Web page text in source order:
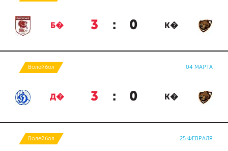
Б� 3 : 0 К�
Волейбол 04 МАРТА
Д� 3 : 0 К�
Волейбол 25 ФЕВРАЛЯ